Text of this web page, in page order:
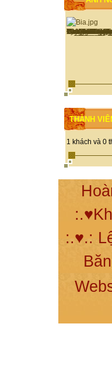
THÀNH
1 khách và 0
:.♥.: